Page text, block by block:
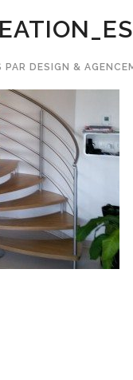
PAR DESIGN &